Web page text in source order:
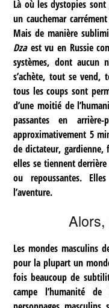
Là où les dystopies
un cauchemar
Mais de manière
Dzaest vu en Russie
systèmes, dont aucun
s’achète, tout se
tous les coups sont
d’une moitié de
passantes en
approximativement 5
de dictateur,
elles se tiennent
ou repoussantes.
l’aventure.
Les mondes masculins
pour la plupart un
fois beaucoup de
campe l’humanité